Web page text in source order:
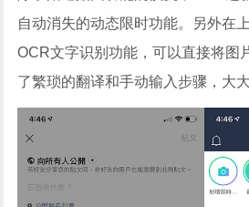
自动消失的动态限时功能。另外在
OCR文字识别功能，可以直接将图
了繁琐的翻译和手动输入步骤，大